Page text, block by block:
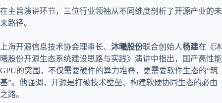
在主旨演讲环节，三位行业领袖从不同维度剖析了开源产业的未
来路径。
上海开源信息技术协会理事长、 沐曦股份联合创始人杨建在《沐
曦股份开源生态系统建设思路与实践》演讲中指出，国产高性能
GPU的突围，不仅需要硬件的算力堆叠，更需要软件生态的“筑
基”。他强调，开源是打破技术壁垒、构建软硬协同生态的必由
之路。